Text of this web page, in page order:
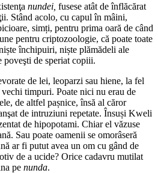
nundei, fusese atât de înflăcărat
Stând acolo, cu capul în mâini,
simți, pentru prima oară de când
pentru criptozoologie, că poate toate
închipuiri, niște plămădeli ale
de speriat copiii.
de lei, leoparzi sau hiene, la fel
timpuri. Poate nici nu erau de
de altfel pașnice, însă al căror
de intruziuni repetate. Însuși Kweli
de hipopotami. Chiar el văzuse
Sau poate oamenii se omorâseră
ar fi putut avea un om cu gând de
de a ucide? Orice cadavru mutilat
pe nunda.